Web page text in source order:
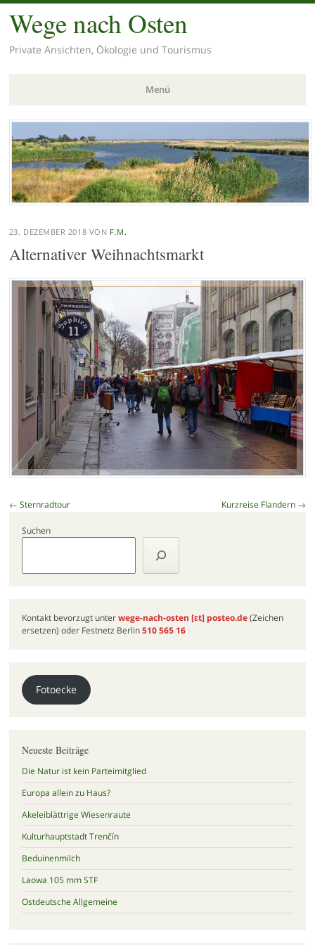
Wege nach Osten
Private Ansichten, Ökologie und Tourismus
Menü
Zum
Inhalt
springen
23. DEZEMBER 2018 VON F.M.
Alternativer Weihnachtsmarkt
Beitragsnavigation
← Sternradtour Kurzreise Flandern →
Suchen
Kontakt bevorzugt unterwege-nach-osten [ɛt]posteo.de(Zeichen
ersetzen) oder Festnetz Berlin510 565 16
Fotoecke
Neueste Beiträge
Die Natur ist kein Parteimitglied
Europa allein zu Haus?
Akeleiblättrige Wiesenraute
Kulturhauptstadt Trenčín
Beduinenmilch
Laowa 105 mm STF
Ostdeutsche Allgemeine